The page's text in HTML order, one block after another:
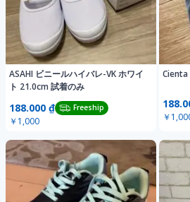
ASAHI ビニールハイバレ-VK ホワイ
ト 21.0cm 試着のみ
188.000 ₫ Freeship
￥1,000
Cienta
￥